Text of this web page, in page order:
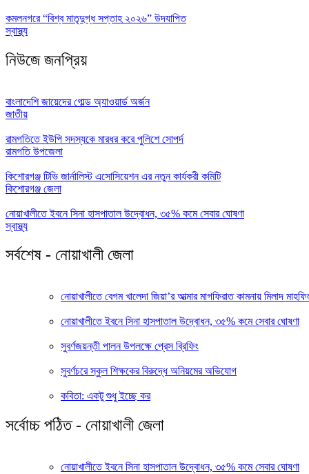
কমলনগরে “বিশ্ব মাতৃদুগ্ধ সপ্তাহ ২০২৬” উদযাপিত
স্বাস্থ্য
নিউজে জনপ্রিয়
বাংলাদেশি জায়েদের গোল্ড অ্যাওয়ার্ড অর্জন
জাতীয়
রামগতিতে ইউপি সদস্যকে মারধর করে পুলিশে সোপর্দ
রামগতি উপজেলা
কিশোরগঞ্জ টিভি জার্নালিস্ট এসোসিয়েশন এর নতুন কার্যকরী কমিটি
কিশোরগঞ্জ জেলা
নোয়াখালীতে ইবনে সিনা হাসপাতাল উদ্বোধন, ৩৫% কমে সেবার ঘোষণা
স্বাস্থ্য
সর্বশেষ - নোয়াখালী জেলা
নোয়াখালীতে বেগম খালেদা জিয়া’র আত্মার মাগফিরাত কামনায় মিলাদ
নোয়াখালীতে ইবনে সিনা হাসপাতাল উদ্বোধন, ৩৫% কমে সেবার ঘোষণা
সুবর্ণজয়ন্তী পালন উপলক্ষে প্রেস ব্রিফিং
সুবর্ণচরে স্কুল শিক্ষকের বিরুদ্ধে অনিয়মের অভিযোগ
কবিতা: একটু শুধু ইচ্ছে কর
সর্বোচ্চ পঠিত - নোয়াখালী জেলা
নোয়াখালীতে ইবনে সিনা হাসপাতাল উদ্বোধন, ৩৫% কমে সেবার ঘোষণা